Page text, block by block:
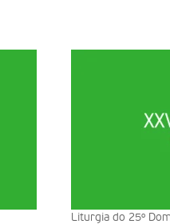
Liturgia do 25º